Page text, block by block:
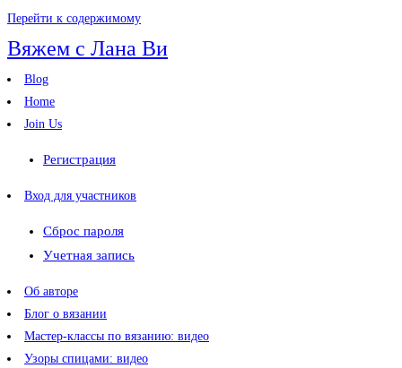
Перейти к содержимому
Вяжем с Лана Ви
Blog
Home
Join Us
Регистрация
Вход для участников
Сброс пароля
Учетная запись
Об авторе
Блог о вязании
Мастер-классы по вязанию: видео
Узоры спицами: видео